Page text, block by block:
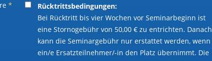
*
Rücktrittsbedingungen:
Bei Rücktritt bis vier Wochen vor Seminarbeginn ist
eine Stornogebühr von 50,00 € zu entrichten. Danach
kann die Seminargebühr nur erstattet werden, wenn
ein/e Ersatzteilnehmer/-in den Platz übernimmt. Die